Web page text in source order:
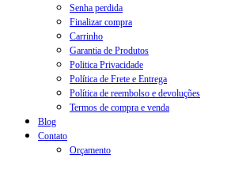
Senha perdida
Finalizar compra
Carrinho
Garantia de Produtos
Politica Privacidade
Política de Frete e Entrega
Política de reembolso e devoluções
Termos de compra e venda
Blog
Contato
Orçamento